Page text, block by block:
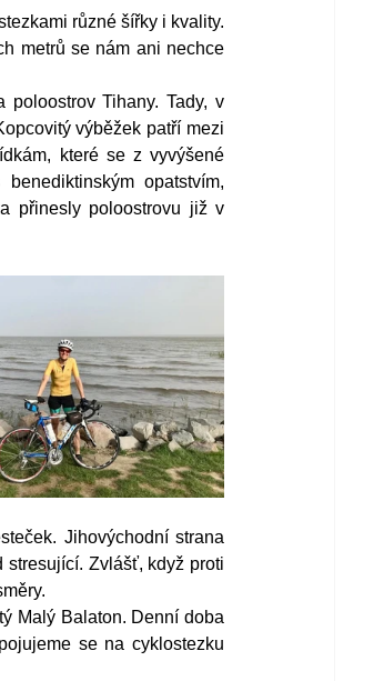
různé šířky i kvality.
metrů se nám ani nechce
Tihany. Tady, v
výběžek patří mezi
které se z vyvýšené
opatstvím,
přinesly poloostrovu již v
Jihovýchodní strana
stresující. Zvlášť, když proti
Malý Balaton. Denní doba
se na cyklostezku